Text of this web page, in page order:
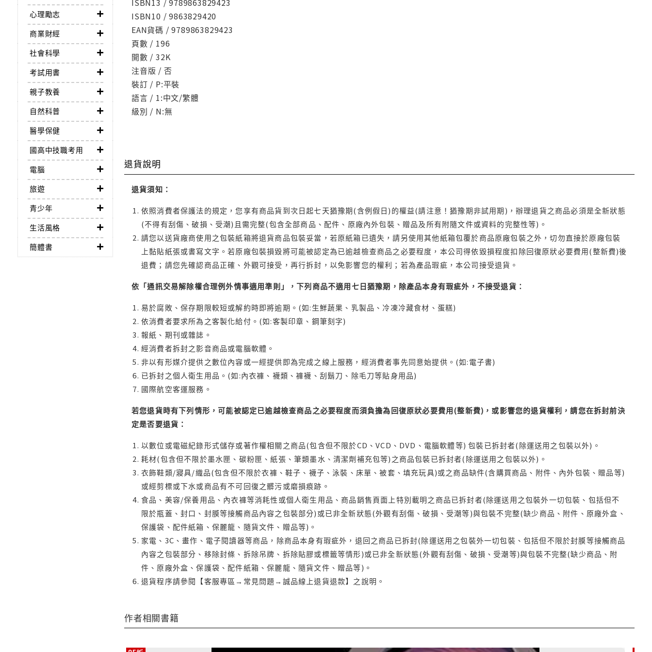
心理勵志
商業財經
社會科學
考試用書
親子教養
自然科普
醫學保健
國高中技職考用
電腦
旅遊
青少年
生活風格
簡體書
ISBN13 / 9789863829423
ISBN10 / 9863829420
EAN貨碼 / 9789863829423
頁數 / 196
開數 / 32K
注音版 / 否
裝訂 / P:平裝
語言 / 1:中文/繁體
級別 / N:無
退貨說明
退貨須知：
依照消費者保護法的規定，您享有商品貨到次日起七天猶豫期(含例假日)的權益(請注意！猶豫期非試用期)，辦理退貨之商品必須是全新狀態
(不得有刮傷、破損、受潮)且需完整(包含全部商品、配件、原廠內外包裝、贈品及所有附隨文件或資料的完整性等)。
請您以送貨廠商使用之包裝紙箱將退貨商品包裝妥當，若原紙箱已遺失，請另使用其他紙箱包覆於商品原廠包裝之外，切勿直接於原廠包裝
上黏貼紙張或書寫文字。若原廠包裝損毀將可能被認定為已逾越檢查商品之必要程度，本公司得依毀損程度扣除回復原狀必要費用(整新費)後
退費；請您先確認商品正確、外觀可接受，再行拆封，以免影響您的權利；若為產品瑕疵，本公司接受退貨。
依「通訊交易解除權合理例外情事適用準則」，下列商品不適用七日猶豫期，除產品本身有瑕疵外，不接受退貨：
易於腐敗、保存期限較短或解約時即將逾期。(如:生鮮蔬果、乳製品、冷凍冷藏食材、蛋糕)
依消費者要求所為之客製化給付。(如:客製印章、鋼筆刻字)
報紙、期刊或雜誌。
經消費者拆封之影音商品或電腦軟體。
非以有形媒介提供之數位內容或一經提供即為完成之線上服務，經消費者事先同意始提供。(如:電子書)
已拆封之個人衛生用品。(如:內衣褲、襪類、褲襪、刮鬍刀、除毛刀等貼身用品)
國際航空客運服務。
若您退貨時有下列情形，可能被認定已逾越檢查商品之必要程度而須負擔為回復原狀必要費用(整新費)，或影響您的退貨權利，請您在拆封前決
定是否要退貨：
以數位或電磁紀錄形式儲存或著作權相關之商品(包含但不限於CD、VCD、DVD、電腦軟體等) 包裝已拆封者(除運送用之包裝以外)。
耗材(包含但不限於墨水匣、碳粉匣、紙張、筆類墨水、清潔劑補充包等)之商品包裝已拆封者(除運送用之包裝以外)。
衣飾鞋類/寢具/織品(包含但不限於衣褲、鞋子、襪子、泳裝、床單、被套、填充玩具)或之商品缺件(含購買商品、附件、內外包裝、贈品等)
或經剪標或下水或商品有不可回復之髒污或磨損痕跡。
食品、美容/保養用品、內衣褲等消耗性或個人衛生用品、商品銷售頁面上特別載明之商品已拆封者(除運送用之包裝外一切包裝、包括但不
限於瓶蓋、封口、封膜等接觸商品內容之包裝部分)或已非全新狀態(外觀有刮傷、破損、受潮等)與包裝不完整(缺少商品、附件、原廠外盒、
保護袋、配件紙箱、保麗龍、隨貨文件、贈品等)。
家電、3C、畫作、電子閱讀器等商品，除商品本身有瑕疵外，退回之商品已拆封(除運送用之包裝外一切包裝、包括但不限於封膜等接觸商品
內容之包裝部分、移除封條、拆除吊牌、拆除貼膠或標籤等情形)或已非全新狀態(外觀有刮傷、破損、受潮等)與包裝不完整(缺少商品、附
件、原廠外盒、保護袋、配件紙箱、保麗龍、隨貨文件、贈品等)。
退貨程序請參閱【客服專區→常見問題→誠品線上退貨退款】之說明。
作者相關書籍